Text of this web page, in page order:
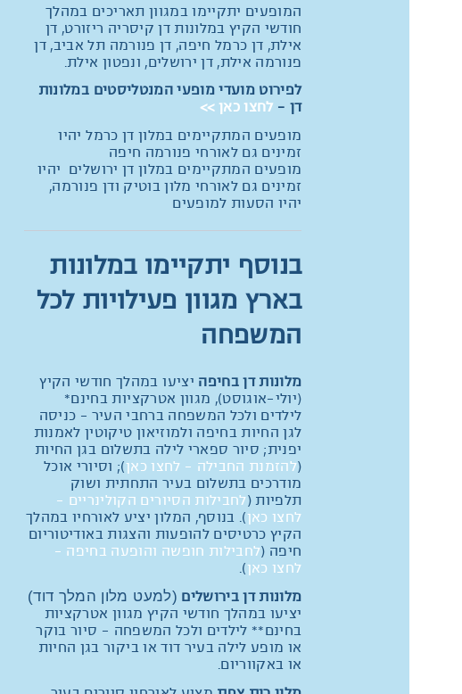
המופעים יתקיימו במגוון תאריכים במהלך
חודשי הקיץ במלונות דן קיסריה ריזורט, דן
אילת, דן כרמל חיפה, דן פנורמה תל אביב, דן
פנורמה אילת, דן ירושלים, ונפטון אילת.
לפירוט מועדי מופעי המנטליסטים במלונות
דן - לחצו כאן >>
מופעים המתקיימים במלון דן כרמל יהיו
זמינים גם לאורחי פנורמה חיפה
מופעים המתקיימים במלון דן ירושלים יהיו
זמינים גם לאורחי מלון בוטיק ודן פנורמה,
יהיו הסעות למופעים
בנוסף יתקיימו במלונות
בארץ מגוון פעילויות לכל
המשפחה
מלונות דן בחיפה יציעו במהלך חודשי הקיץ
(יולי-אוגוסט), מגוון אטרקציות בחינם*
לילדים ולכל המשפחה ברחבי העיר – כניסה
לגן החיות בחיפה ולמוזיאון טיקוטין לאמנות
יפנית; סיור ספארי לילה בתשלום בגן החיות
(להזמנת החבילה - לחצו כאן); וסיורי אוכל
מודרכים בתשלום בעיר התחתית ושוק
תלפיות (לחבילות הסיורים הקולינריים -
לחצו כאן). בנוסף, המלון יציע לאורחיו במהלך
הקיץ כרטיסים להופעות והצגות באודיטוריום
חיפה (לחבילות חופשה והופעה בחיפה -
לחצו כאן).
מלונות דן בירושלים (למעט מלון המלך דוד)
יציעו במהלך חודשי הקיץ מגוון אטרקציות
בחינם** לילדים ולכל המשפחה - סיור בוקר
או מופע לילה בעיר דוד או ביקור בגן החיות
או באקווריום.